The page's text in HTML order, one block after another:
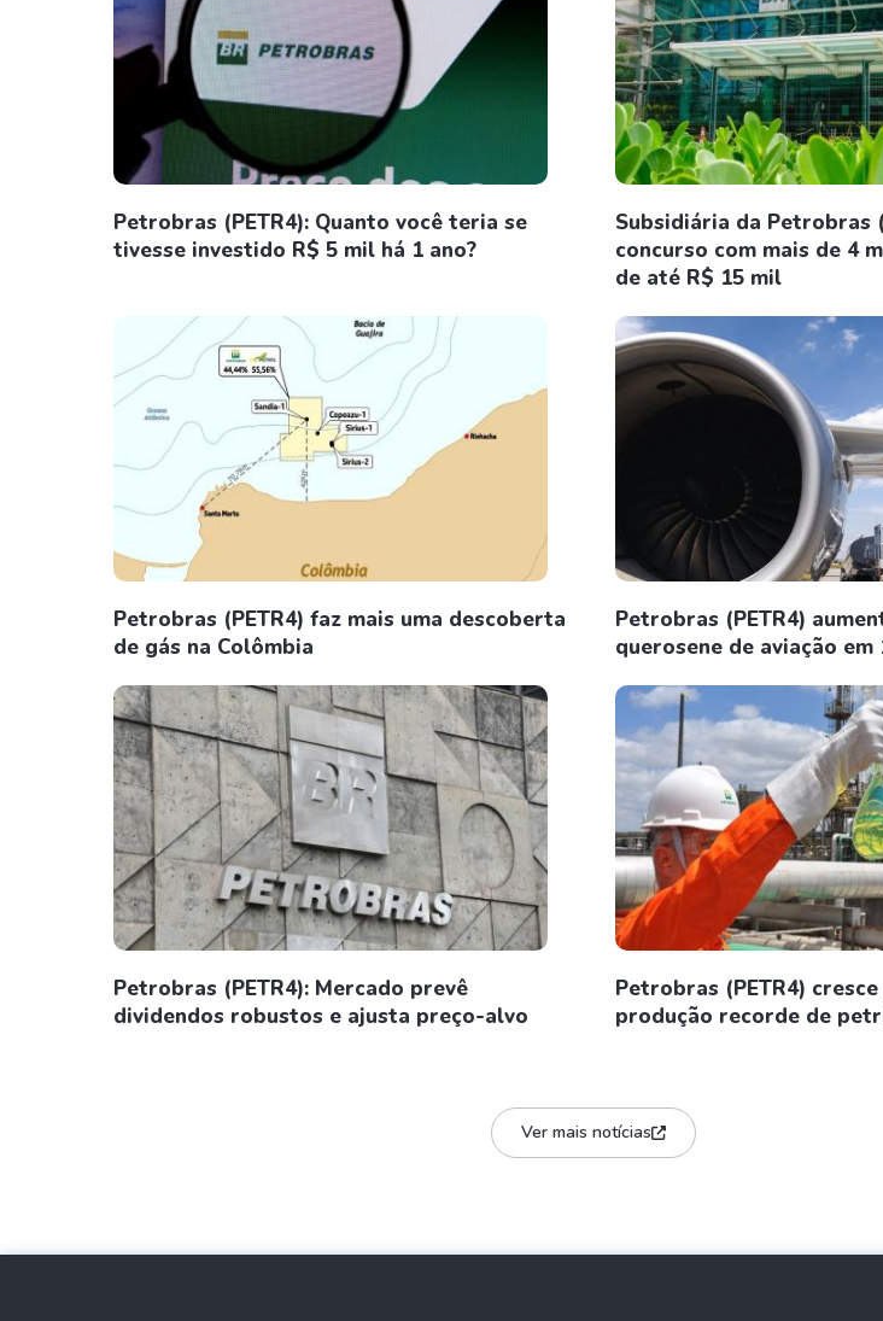
Petrobras (PETR4): Quanto você teria se
tivesse investido R$ 5 mil há 1 ano?
Subsidiária da Petrobras
concurso com mais de 4
de até R$ 15 mil
Petrobras (PETR4) faz mais uma descoberta
de gás na Colômbia
Petrobras (PETR4)
querosene de aviação em
Petrobras (PETR4): Mercado prevê
dividendos robustos e ajusta preço-alvo
Petrobras (PETR4)
produção recorde de
Ver mais notícias